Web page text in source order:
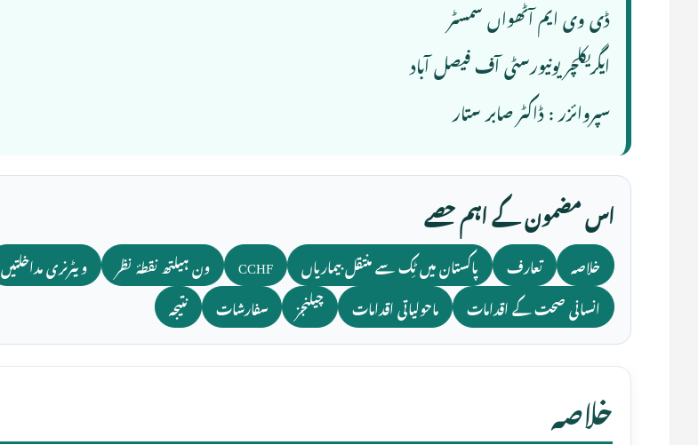
ڈی وی ایم آٹھواں سمسٹر
ایگریکلچر یونیورسٹی آف فیصل آباد
سپروائزر : ڈاکٹر صابر ستار
اس مضمون کے اہم حصے
خلاصہ تعارف پاکستان میں ٹِک سے منتقل بیماریاں CCHF ون ہیلتھ نقطۂ نظر
ویٹرنری مداخلتیں
انسانی صحت کے اقدامات
ماحولیاتی اقدامات چیلنجز سفارشات نتیجہ
خلاصہ